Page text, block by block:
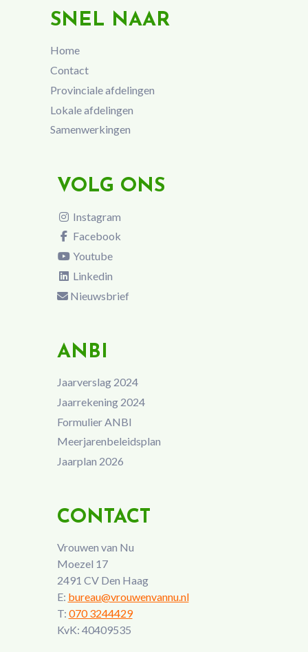
SNEL NAAR
Home
Contact
Provinciale afdelingen
Lokale afdelingen
Samenwerkingen
VOLG ONS
Instagram
Facebook
Youtube
Linkedin
Nieuwsbrief
ANBI
Jaarverslag 2024
Jaarrekening 2024
Formulier ANBI
Meerjarenbeleidsplan
Jaarplan 2026
CONTACT
Vrouwen van Nu
Moezel 17
2491 CV Den Haag
E: bureau@vrouwenvannu.nl
T: 070 3244429
KvK: 40409535